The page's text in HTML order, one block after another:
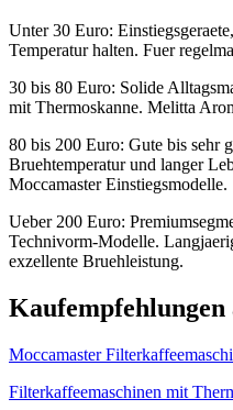
Unter 30 Euro:
Temperatur halten. Fuer
30 bis 80 Euro: Solide
mit Thermoskanne. Melitta
80 bis 200 Euro: Gute bis sehr
Bruehtemperatur und langer
Moccamaster Einstiegsmodelle.
Ueber 200 Euro:
Technivorm-Modelle.
exzellente Bruehleistung.
Kaufempfehlungen
Moccamaster
Filterkaffeemaschinen mit